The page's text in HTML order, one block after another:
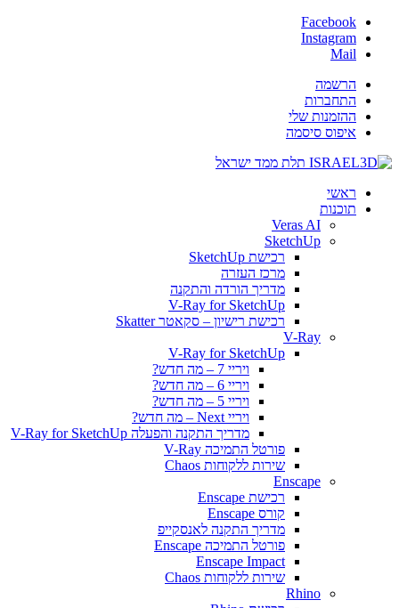
Facebook
Instagram
Mail
הרשמה
התחברות
ההזמנות שלי
איפוס סיסמה
ראשי
תוכנות
Veras AI
SketchUp
רכישת SketchUp
מרכז העזרה
מדריך הורדה והתקנה
V-Ray for SketchUp
רכישת רישיון – סקאטר Skatter
V-Ray
V-Ray for SketchUp
ויריי 7 – מה חדש?
ויריי 6 – מה חדש?
ויריי 5 – מה חדש?
ויריי Next – מה חדש?
מדריך התקנה והפעלה V-Ray for SketchUp
פורטל התמיכה V-Ray
שירות ללקוחות Chaos
Enscape
רכישת Enscape
קורס Enscape
מדריך התקנה לאנסקייפ
פורטל התמיכה Enscape
Enscape Impact
שירות ללקוחות Chaos
Rhino